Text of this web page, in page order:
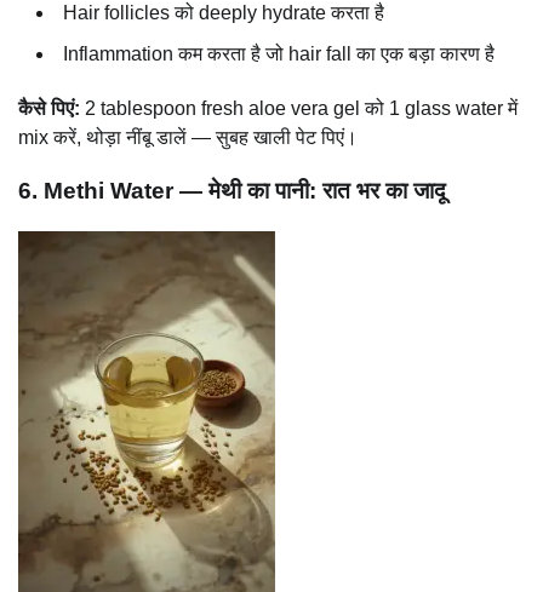
Hair follicles को deeply hydrate करता है
Inflammation कम करता है जो hair fall का एक बड़ा कारण है
कैसे पिएं: 2 tablespoon fresh aloe vera gel को 1 glass water में
mix करें, थोड़ा नींबू डालें — सुबह खाली पेट पिएं।
6. Methi Water — मेथी का पानी: रात भर का जादू